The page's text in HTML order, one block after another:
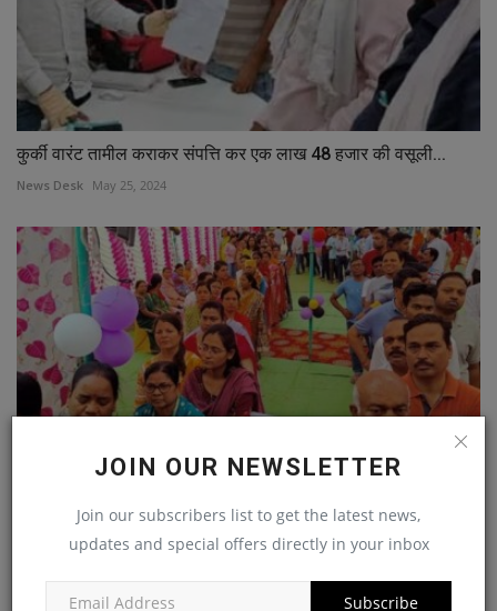
JOIN OUR NEWSLETTER
Join our subscribers list to get the latest news,
updates and special offers directly in your inbox
Subscribe
कुर्की वारंट तामील कराकर संपत्ति कर एक लाख 48 हजार की वसूली...
News Desk May 25, 2024
जिले में शांतिपूर्ण मतदान संपन्न, मतदान के प्रति लोगों...
News Desk